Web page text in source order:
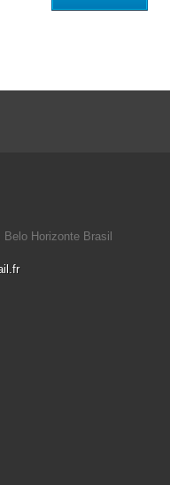
Horizonte Brasil